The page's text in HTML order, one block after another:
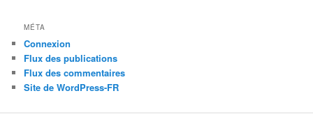
MÉTA
Connexion
Flux des publications
Flux des commentaires
Site de WordPress-FR